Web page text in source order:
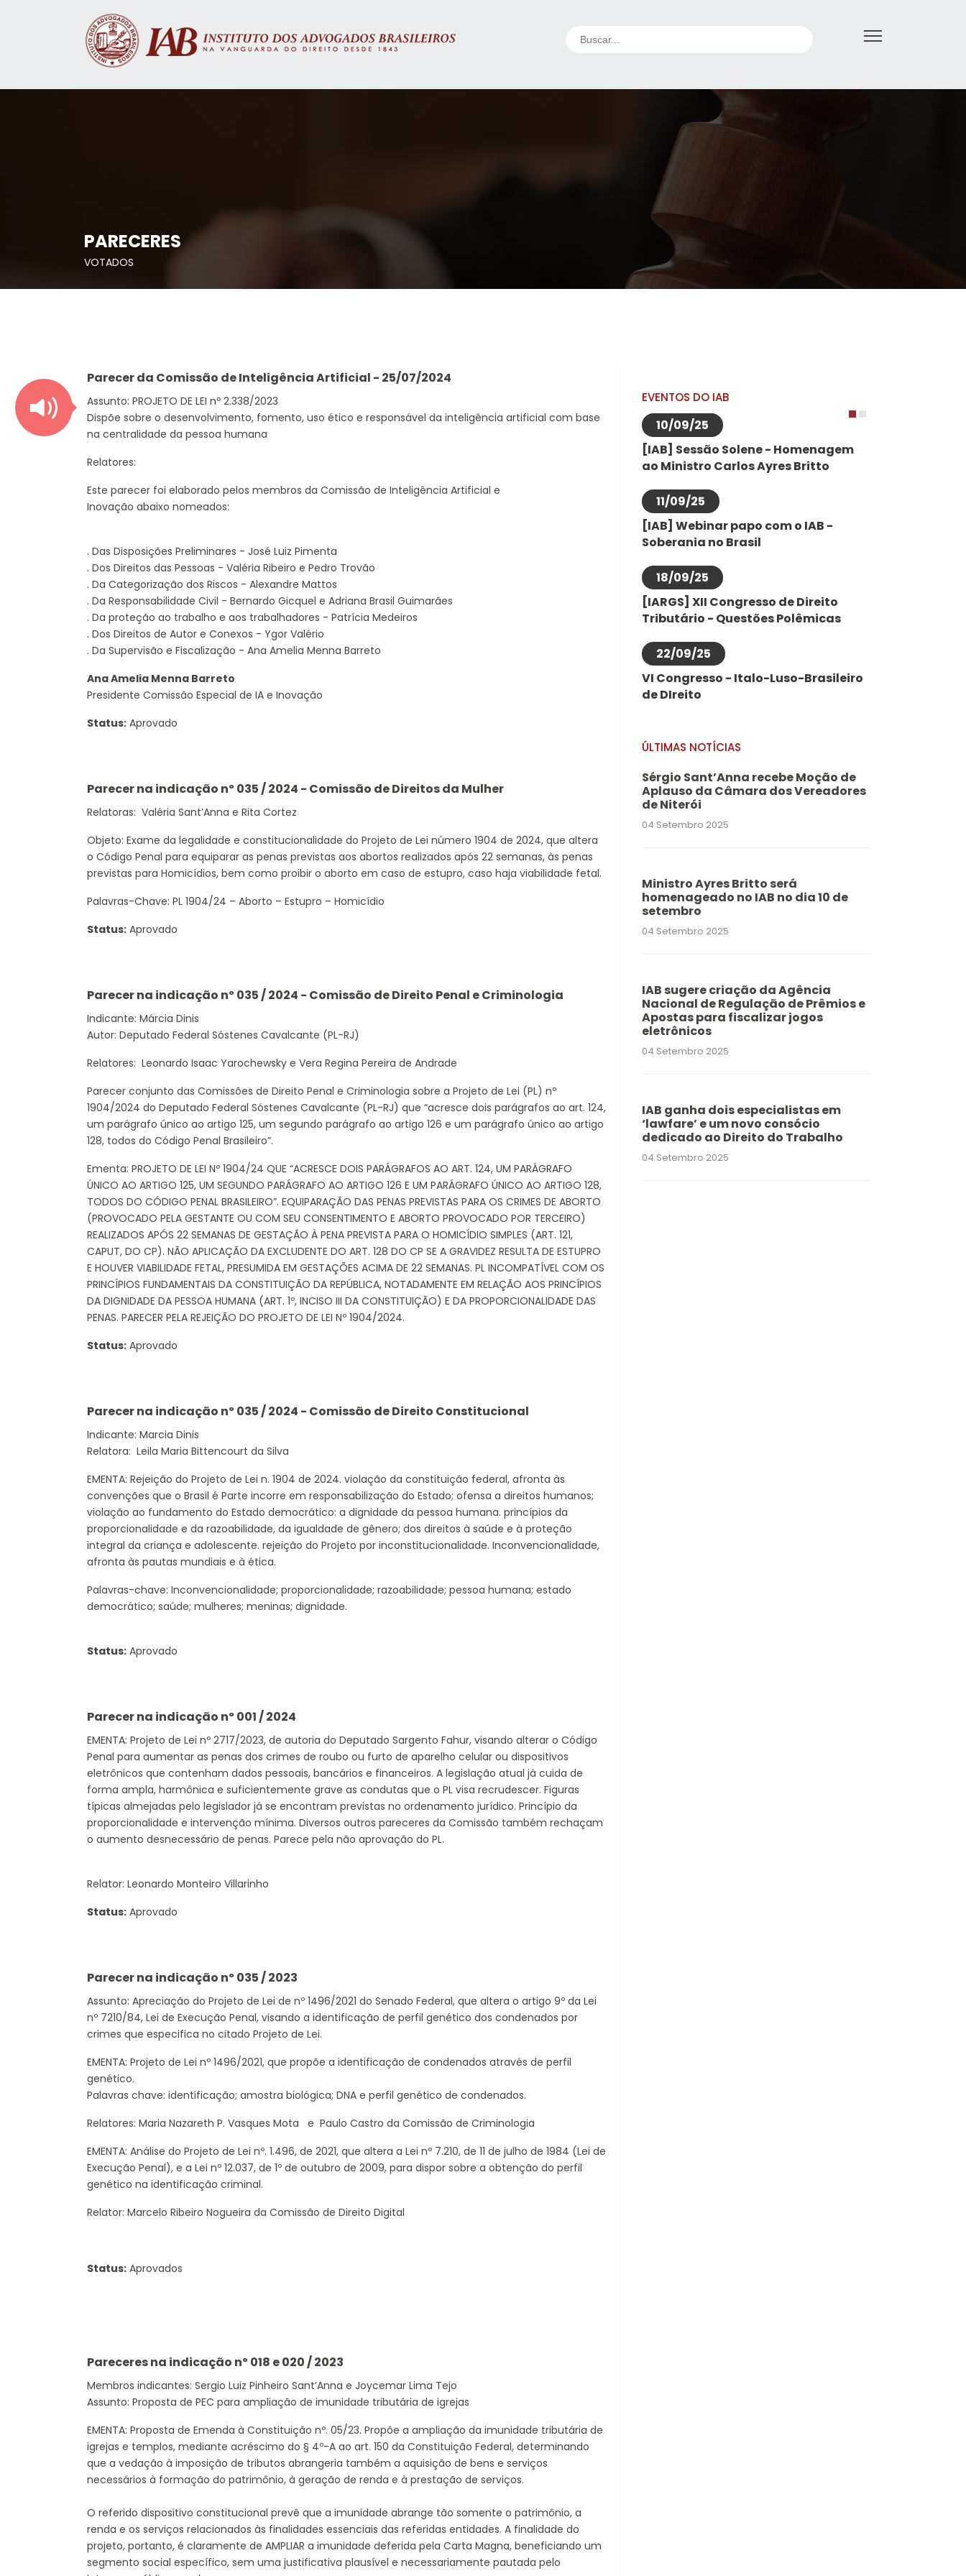
PARECERES
VOTADOS
Parecer da Comissão de Inteligência Artificial - 25/07/2024
Assunto: PROJETO DE LEI nº 2.338/2023
Dispõe sobre o desenvolvimento, fomento, uso ético e responsável da inteligência artificial com base
na centralidade da pessoa humana
Relatores:
Este parecer foi elaborado pelos membros da Comissão de Inteligência Artificial e
Inovação abaixo nomeados:
. Das Disposições Preliminares - José Luiz Pimenta
. Dos Direitos das Pessoas - Valéria Ribeiro e Pedro Trovão
. Da Categorização dos Riscos - Alexandre Mattos
. Da Responsabilidade Civil - Bernardo Gicquel e Adriana Brasil Guimarães
. Da proteção ao trabalho e aos trabalhadores - Patrícia Medeiros
. Dos Direitos de Autor e Conexos - Ygor Valério
. Da Supervisão e Fiscalização - Ana Amelia Menna Barreto
Ana Amelia Menna Barreto
Presidente Comissão Especial de IA e Inovação
Status: Aprovado
Parecer na indicação nº 035 / 2024 - Comissão de Direitos da Mulher
Relatoras: Valéria Sant’Anna e Rita Cortez
Objeto: Exame da legalidade e constitucionalidade do Projeto de Lei número 1904 de 2024, que altera
o Código Penal para equiparar as penas previstas aos abortos realizados após 22 semanas, às penas
previstas para Homicídios, bem como proibir o aborto em caso de estupro, caso haja viabilidade fetal.
Palavras-Chave: PL 1904/24 – Aborto – Estupro – Homicídio
Status: Aprovado
Parecer na indicação nº 035 / 2024 - Comissão de Direito Penal e Criminologia
Indicante: Márcia Dinis
Autor: Deputado Federal Sóstenes Cavalcante (PL-RJ)
Relatores: Leonardo Isaac Yarochewsky e Vera Regina Pereira de Andrade
Parecer conjunto das Comissões de Direito Penal e Criminologia sobre a Projeto de Lei (PL) nº
1904/2024 do Deputado Federal Sóstenes Cavalcante (PL-RJ) que “acresce dois parágrafos ao art. 124,
um parágrafo único ao artigo 125, um segundo parágrafo ao artigo 126 e um parágrafo único ao artigo
128, todos do Código Penal Brasileiro”.
Ementa: PROJETO DE LEI Nº 1904/24 QUE “ACRESCE DOIS PARÁGRAFOS AO ART. 124, UM PARÁGRAFO
ÚNICO AO ARTIGO 125, UM SEGUNDO PARÁGRAFO AO ARTIGO 126 E UM PARÁGRAFO ÚNICO AO ARTIGO 128,
TODOS DO CÓDIGO PENAL BRASILEIRO”. EQUIPARAÇÃO DAS PENAS PREVISTAS PARA OS CRIMES DE ABORTO
(PROVOCADO PELA GESTANTE OU COM SEU CONSENTIMENTO E ABORTO PROVOCADO POR TERCEIRO)
REALIZADOS APÓS 22 SEMANAS DE GESTAÇÃO À PENA PREVISTA PARA O HOMICÍDIO SIMPLES (ART. 121,
CAPUT, DO CP). NÃO APLICAÇÃO DA EXCLUDENTE DO ART. 128 DO CP SE A GRAVIDEZ RESULTA DE ESTUPRO
E HOUVER VIABILIDADE FETAL, PRESUMIDA EM GESTAÇÕES ACIMA DE 22 SEMANAS. PL INCOMPATÍVEL COM OS
PRINCÍPIOS FUNDAMENTAIS DA CONSTITUIÇÃO DA REPÚBLICA, NOTADAMENTE EM RELAÇÃO AOS PRINCÍPIOS
DA DIGNIDADE DA PESSOA HUMANA (ART. 1º, INCISO III DA CONSTITUIÇÃO) E DA PROPORCIONALIDADE DAS
PENAS. PARECER PELA REJEIÇÃO DO PROJETO DE LEI Nº 1904/2024.
Status: Aprovado
Parecer na indicação nº 035 / 2024 - Comissão de Direito Constitucional
Indicante: Marcia Dinis
Relatora: Leila Maria Bittencourt da Silva
EMENTA: Rejeição do Projeto de Lei n. 1904 de 2024. violação da constituição federal, afronta às
convenções que o Brasil é Parte incorre em responsabilização do Estado; ofensa a direitos humanos;
violação ao fundamento do Estado democrático: a dignidade da pessoa humana. princípios da
proporcionalidade e da razoabilidade, da igualdade de gênero; dos direitos à saúde e à proteção
integral da criança e adolescente. rejeição do Projeto por inconstitucionalidade. Inconvencionalidade,
afronta às pautas mundiais e à ética.
Palavras-chave: Inconvencionalidade; proporcionalidade; razoabilidade; pessoa humana; estado
democrático; saúde; mulheres; meninas; dignidade.
Status: Aprovado
Parecer na indicação nº 001 / 2024
EMENTA: Projeto de Lei nº 2717/2023, de autoria do Deputado Sargento Fahur, visando alterar o Código
Penal para aumentar as penas dos crimes de roubo ou furto de aparelho celular ou dispositivos
eletrônicos que contenham dados pessoais, bancários e financeiros. A legislação atual já cuida de
forma ampla, harmônica e suficientemente grave as condutas que o PL visa recrudescer. Figuras
típicas almejadas pelo legislador já se encontram previstas no ordenamento jurídico. Princípio da
proporcionalidade e intervenção mínima. Diversos outros pareceres da Comissão também rechaçam
o aumento desnecessário de penas. Parece pela não aprovação do PL.
Relator: Leonardo Monteiro Villarinho
Status: Aprovado
Parecer na indicação nº 035 / 2023
Assunto: Apreciação do Projeto de Lei de nº 1496/2021 do Senado Federal, que altera o artigo 9º da Lei
nº 7210/84, Lei de Execução Penal, visando a identificação de perfil genético dos condenados por
crimes que especifica no citado Projeto de Lei.
EMENTA: Projeto de Lei nº 1496/2021, que propõe a identificação de condenados através de perfil
genético.
Palavras chave: identificação; amostra biológica; DNA e perfil genético de condenados.
Relatores: Maria Nazareth P. Vasques Mota e Paulo Castro da Comissão de Criminologia
EMENTA: Análise do Projeto de Lei nº. 1.496, de 2021, que altera a Lei nº 7.210, de 11 de julho de 1984 (Lei de
Execução Penal), e a Lei nº 12.037, de 1º de outubro de 2009, para dispor sobre a obtenção do perfil
genético na identificação criminal.
Relator: Marcelo Ribeiro Nogueira da Comissão de Direito Digital
Status: Aprovados
Pareceres na indicação nº 018 e 020 / 2023
Membros indicantes: Sergio Luiz Pinheiro Sant’Anna e Joycemar Lima Tejo
Assunto: Proposta de PEC para ampliação de imunidade tributária de igrejas
EMENTA: Proposta de Emenda à Constituição nº. 05/23. Propõe a ampliação da imunidade tributária de
igrejas e templos, mediante acréscimo do § 4º-A ao art. 150 da Constituição Federal, determinando
que a vedação à imposição de tributos abrangeria também a aquisição de bens e serviços
necessários à formação do patrimônio, à geração de renda e à prestação de serviços.
O referido dispositivo constitucional prevê que a imunidade abrange tão somente o patrimônio, a
renda e os serviços relacionados às finalidades essenciais das referidas entidades. A finalidade do
projeto, portanto, é claramente de AMPLIAR a imunidade deferida pela Carta Magna, beneficiando um
segmento social específico, sem uma justificativa plausível e necessariamente pautada pelo
EVENTOS DO IAB
10/09/25
[IAB] Sessão Solene - Homenagem
ao Ministro Carlos Ayres Britto
11/09/25
[IAB] Webinar papo com o IAB -
Soberania no Brasil
18/09/25
[IARGS] XII Congresso de Direito
Tributário - Questões Polêmicas
22/09/25
VI Congresso - Italo-Luso-Brasileiro
de DIreito
ÚLTIMAS NOTÍCIAS
Sérgio Sant’Anna recebe Moção de
Aplauso da Câmara dos Vereadores
de Niterói
04 Setembro 2025
Ministro Ayres Britto será
homenageado no IAB no dia 10 de
setembro
04 Setembro 2025
IAB sugere criação da Agência
Nacional de Regulação de Prêmios e
Apostas para fiscalizar jogos
eletrônicos
04 Setembro 2025
IAB ganha dois especialistas em
‘lawfare’ e um novo consócio
dedicado ao Direito do Trabalho
04 Setembro 2025